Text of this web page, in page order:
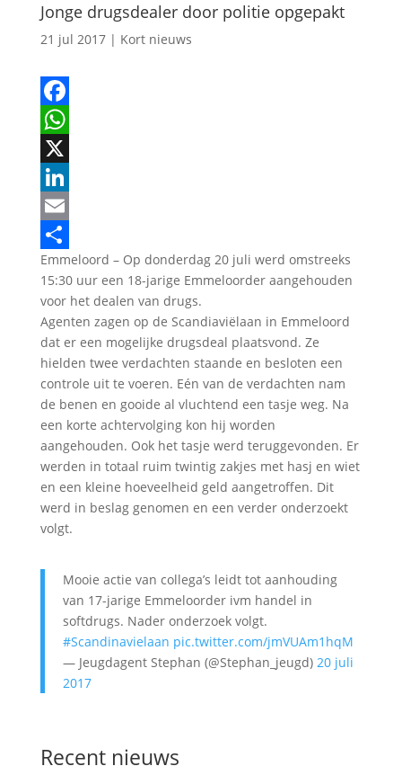
Jonge drugsdealer door politie opgepakt
21 jul 2017| Kort nieuws
Facebook
WhatsApp
X
LinkedIn
Email
Delen
Emmeloord – Op donderdag 20 juli werd omstreeks
15:30 uur een 18-jarige Emmeloorder aangehouden
voor het dealen van drugs.
Agenten zagen op de Scandiaviëlaan in Emmeloord
dat er een mogelijke drugsdeal plaatsvond. Ze
hielden twee verdachten staande en besloten een
controle uit te voeren. Eén van de verdachten nam
de benen en gooide al vluchtend een tasje weg. Na
een korte achtervolging kon hij worden
aangehouden. Ook het tasje werd teruggevonden. Er
werden in totaal ruim twintig zakjes met hasj en wiet
en een kleine hoeveelheid geld aangetroffen. Dit
werd in beslag genomen en een verder onderzoekt
volgt.
Mooie actie van collega’s leidt tot aanhouding
van 17-jarige Emmeloorder ivm handel in
softdrugs. Nader onderzoek volgt.
#Scandinavielaan pic.twitter.com/jmVUAm1hqM
— Jeugdagent Stephan (@Stephan_jeugd) 20 juli
2017
Recent nieuws